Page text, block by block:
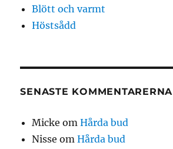
Blött och varmt
Höstsådd
SENASTE KOMMENTARERNA
Micke omHårda bud
Nisse omHårda bud